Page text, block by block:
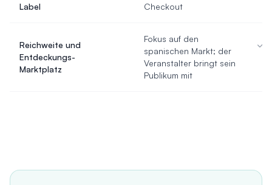
Label
Checkout
Reichweite und
Entdeckungs-
Marktplatz
Fokus auf den
spanischen Markt; der
Veranstalter bringt sein
Publikum mit